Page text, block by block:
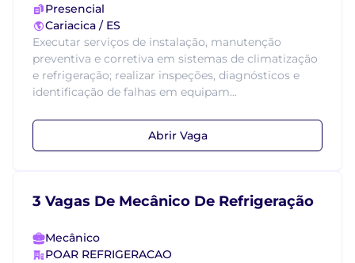
Presencial
Cariacica / ES
Executar serviços de instalação, manutenção
preventiva e corretiva em sistemas de climatização
e refrigeração; realizar inspeções, diagnósticos e
identificação de falhas em equipam...
Abrir Vaga
3 Vagas De Mecânico De Refrigeração
Mecânico
POAR REFRIGERACAO